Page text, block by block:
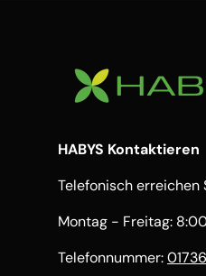
HABYS Kontaktieren
Telefonisch erreichen
Montag - Freitag:
Telefonnummer: